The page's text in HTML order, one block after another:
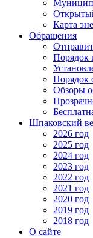
Карта
Обращения
Порядок
Порядок
Обзоры
Шпаковский
2026 год
2025 год
2024 год
2023 год
2022 год
2021 год
2020 год
2019 год
2018 год
О сайте